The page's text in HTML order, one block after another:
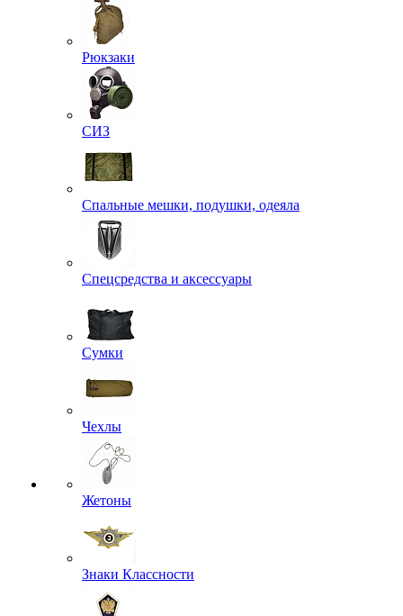
Рюкзаки
СИЗ
Спальные мешки, подушки, одеяла
Спецсредства и аксессуары
Сумки
Чехлы
Жетоны
Знаки Классности